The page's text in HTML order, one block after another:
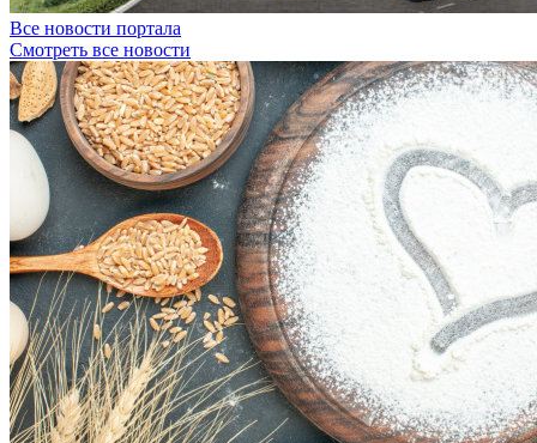
Все новости портала
Смотреть все новости